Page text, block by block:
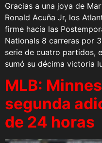
Gracias a una joya de
Ronald Acuña Jr, los
firme hacia las
Nationals 8 carreras por
serie de cuatro partidos,
sumó su décima victoria
MLB:
segunda
de 24 horas